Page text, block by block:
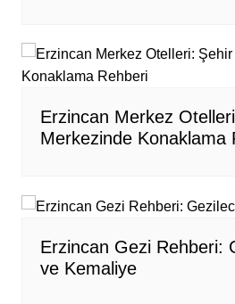
Erzincan Merkez
Merkezinde Konaklama
Erzincan Gezi Rehberi:
ve Kemaliye